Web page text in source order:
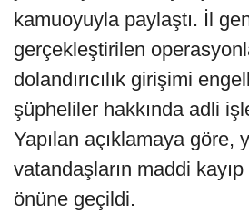
kamuoyuyla paylaştı. İl
gerçekleştirilen
dolandırıcılık girişimi
şüpheliler hakkında adli
Yapılan açıklamaya göre,
vatandaşların maddi kayıp
önüne geçildi.